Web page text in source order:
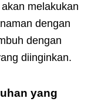
melakukan
dengan
dengan
diinginkan.
yang